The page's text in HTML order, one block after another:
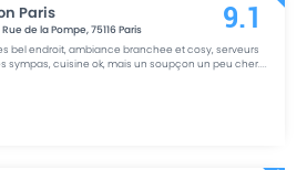
Paris
Rue de la Pompe,75116Paris
bel endroit, ambiance branchee et cosy, serveurs
sympas, cuisine ok, mais un soupçon un peu cher....
9.1